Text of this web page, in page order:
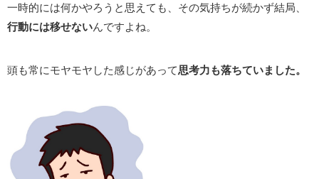
一時的には何かやろうと思えても、その気持ちが続かず結局、
行動には移せないんですよね。
頭も常にモヤモヤした感じがあって思考力も落ちていました。